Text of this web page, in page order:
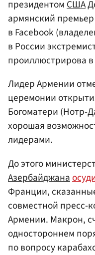
президентомСША
армянский
в Facebook
в России
проиллюстрирова
Лидер Армении
церемонии
Богоматери (Нотр-
хорошая
лидерами.
До этого
Азербайджана
Франции,
совместной
Армении. Макрон,
одностороннем
по вопросу